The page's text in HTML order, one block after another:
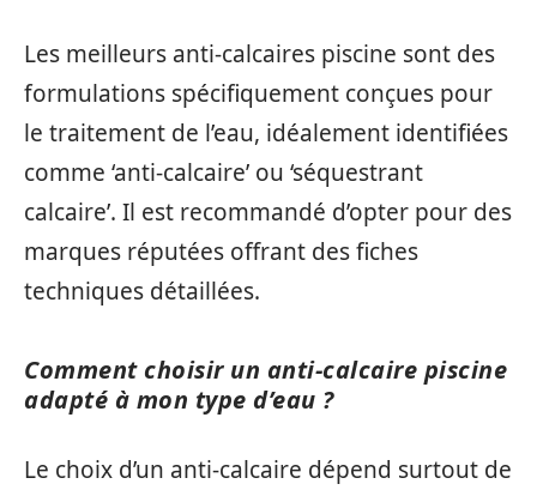
Les meilleurs anti-calcaires piscine sont des
formulations spécifiquement conçues pour
le traitement de l’eau, idéalement identifiées
comme ‘anti-calcaire’ ou ‘séquestrant
calcaire’. Il est recommandé d’opter pour des
marques réputées offrant des fiches
techniques détaillées.
Comment choisir un anti-calcaire piscine
adapté à mon type d’eau ?
Le choix d’un anti-calcaire dépend surtout de